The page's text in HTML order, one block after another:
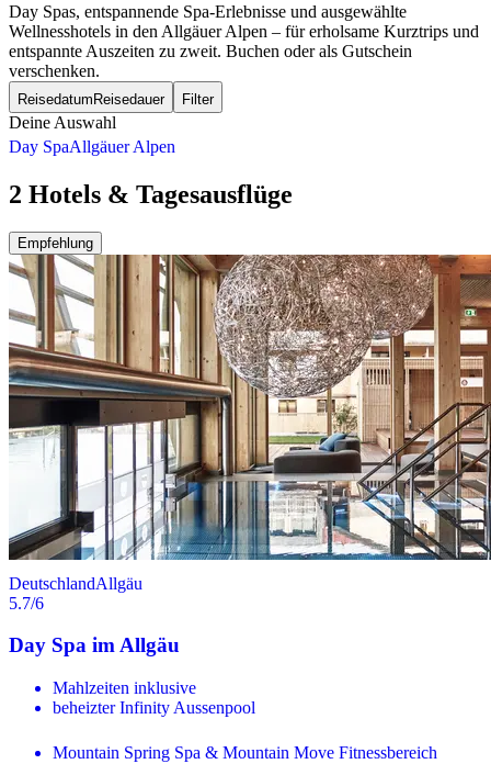
Day Spas, entspannende Spa-Erlebnisse und ausgewählte
Wellnesshotels in den Allgäuer Alpen – für erholsame Kurztrips und
entspannte Auszeiten zu zweit. Buchen oder als Gutschein
verschenken.
Reisedatum Reisedauer Filter
Deine Auswahl
Day SpaAllgäuer Alpen
2 Hotels & Tagesausflüge
Empfehlung
DeutschlandAllgäu
5.7/6
Day Spa im Allgäu
Mahlzeiten inklusive
beheizter Infinity Aussenpool
Mountain Spring Spa & Mountain Move Fitnessbereich